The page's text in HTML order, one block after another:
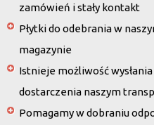
zamówień i stały kontakt
Płytki do odebrania w
magazynie
Istnieje możliwość
dostarczenia naszym
Pomagamy w dobraniu